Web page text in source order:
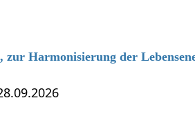
zur Harmonisierung der